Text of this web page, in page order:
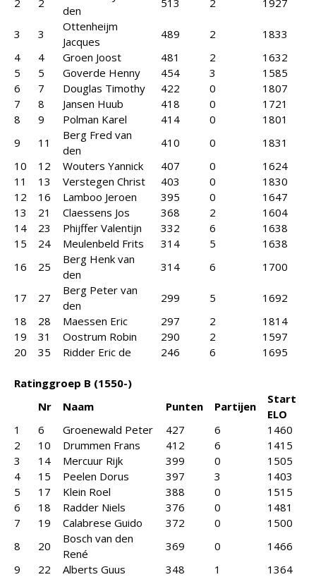
2 2
den
513 2 1927
3 3
Ottenheijm
Jacques
489 2
1833
4
4 Groen Joost 481 2
1632
5
5 Goverde Henny 454 3
1585
6
7 Douglas Timothy 422 0
1807
7
8 Jansen Huub 418 0
1721
8
9 Polman Karel 414 0
1801
9
11
Berg Fred van
den
410 0
1831
10 12 Wouters Yannick 407 0
1624
11 13 Verstegen Christ 403 0
1830
12 16 Lamboo Jeroen 395 0
1647
13 21 Claessens Jos 368 2
1604
14 23 Phijffer Valentijn 332 6
1638
15 24 Meulenbeld Frits 314 5
1638
16 25
Berg Henk van
den
314 6 1700
17 27
Berg Peter van
den
299 5
1692
18 28 Maessen Eric 297 2
1814
19 31 Oostrum Robin 290 2
1597
20 35 Ridder Eric de 246 6 1695
Ratinggroep B (1550-)
Nr
Naam Punten Partijen
Start
ELO
1
6 Groenewald Peter 427 6
1460
2
10 Drummen Frans 412 6
1415
3
14 Mercuur Rijk 399 0
1505
4
15 Peelen Dorus 397 3
1403
5
17 Klein Roel 388 0
1515
6
18 Radder Niels 376 0
1481
7
19 Calabrese Guido 372 0
1500
8
20
Bosch van den
René
369 0
1466
9
22 Alberts Guus 348 1
1364